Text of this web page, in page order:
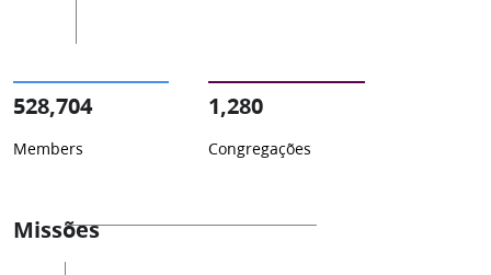
528,704
Members
1,280
Congregações
Missões